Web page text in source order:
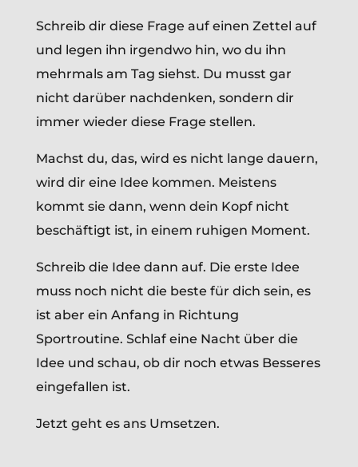
Schreib dir diese Frage auf einen Zettel auf
und legen ihn irgendwo hin, wo du ihn
mehrmals am Tag siehst. Du musst gar
nicht darüber nachdenken, sondern dir
immer wieder diese Frage stellen.
Machst du, das, wird es nicht lange dauern,
wird dir eine Idee kommen. Meistens
kommt sie dann, wenn dein Kopf nicht
beschäftigt ist, in einem ruhigen Moment.
Schreib die Idee dann auf. Die erste Idee
muss noch nicht die beste für dich sein, es
ist aber ein Anfang in Richtung
Sportroutine. Schlaf eine Nacht über die
Idee und schau, ob dir noch etwas Besseres
eingefallen ist.
Jetzt geht es ans Umsetzen.